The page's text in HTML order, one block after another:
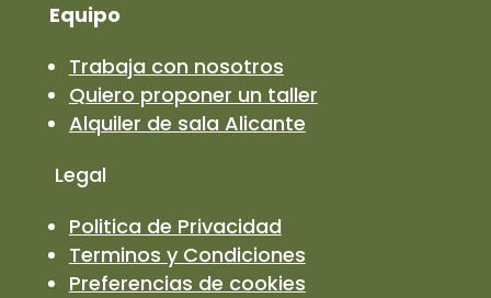
Equipo
Trabaja con nosotros
Quiero proponer un taller
Alquiler de sala Alicante
Legal
Politica de Privacidad
Terminos y Condiciones
Preferencias de cookies